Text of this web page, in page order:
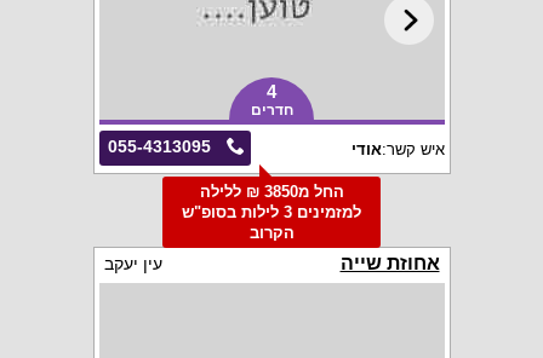
4
חדרים
055-4313095 איש קשר:אודי
החל מ3850 ₪ ללילה
למזמינים 3 לילות בסופ"ש
הקרוב
אחוזת שייה עין יעקב